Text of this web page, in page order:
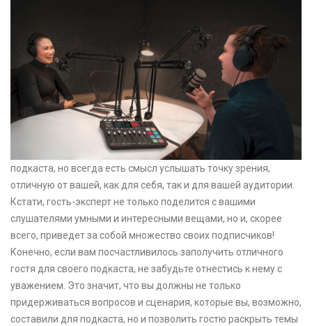
подкаста, но всегда есть смысл услышать точку зрения,
отличную от вашей, как для себя, так и для вашей аудитории.
Кстати, гость-эксперт не только поделится с вашими
слушателями умными и интересными вещами, но и, скорее
всего, приведет за собой множество своих подписчиков!
Конечно, если вам посчастливилось заполучить отличного
гостя для своего подкаста, не забудьте отнестись к нему с
уважением. Это значит, что вы должны не только
придерживаться вопросов и сценария, которые вы, возможно,
составили для подкаста, но и позволить гостю раскрыть темы